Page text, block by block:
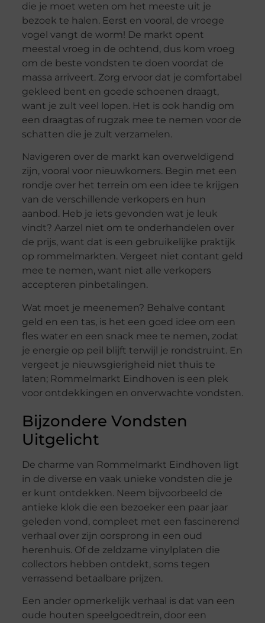
die je moet weten om het meeste uit je
bezoek te halen. Eerst en vooral, de vroege
vogel vangt de worm! De markt opent
meestal vroeg in de ochtend, dus kom vroeg
om de beste vondsten te doen voordat de
massa arriveert. Zorg ervoor dat je comfortabel
gekleed bent en goede schoenen draagt,
want je zult veel lopen. Het is ook handig om
een draagtas of rugzak mee te nemen voor de
schatten die je zult verzamelen.
Navigeren over de markt kan overweldigend
zijn, vooral voor nieuwkomers. Begin met een
rondje over het terrein om een idee te krijgen
van de verschillende verkopers en hun
aanbod. Heb je iets gevonden wat je leuk
vindt? Aarzel niet om te onderhandelen over
de prijs, want dat is een gebruikelijke praktijk
op rommelmarkten. Vergeet niet contant geld
mee te nemen, want niet alle verkopers
accepteren pinbetalingen.
Wat moet je meenemen? Behalve contant
geld en een tas, is het een goed idee om een
fles water en een snack mee te nemen, zodat
je energie op peil blijft terwijl je rondstruint. En
vergeet je nieuwsgierigheid niet thuis te
laten; Rommelmarkt Eindhoven is een plek
voor ontdekkingen en onverwachte vondsten.
Bijzondere Vondsten
Uitgelicht
De charme van Rommelmarkt Eindhoven ligt
in de diverse en vaak unieke vondsten die je
er kunt ontdekken. Neem bijvoorbeeld de
antieke klok die een bezoeker een paar jaar
geleden vond, compleet met een fascinerend
verhaal over zijn oorsprong in een oud
herenhuis. Of de zeldzame vinylplaten die
collectors hebben ontdekt, soms tegen
verrassend betaalbare prijzen.
Een ander opmerkelijk verhaal is dat van een
oude houten speelgoedtrein, door een